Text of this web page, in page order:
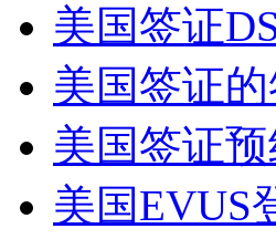
美国签证
美国签证
美国签证
美国EVUS